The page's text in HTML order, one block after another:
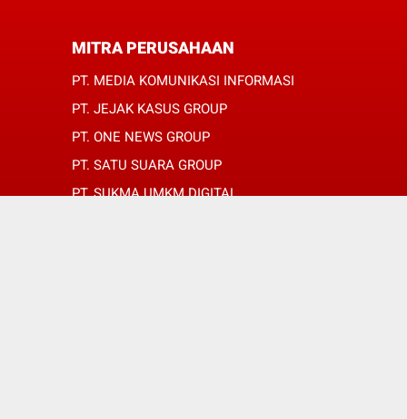
MITRA PERUSAHAAN
PT. MEDIA KOMUNIKASI INFORMASI
PT. JEJAK KASUS GROUP
PT. ONE NEWS GROUP
PT. SATU SUARA GROUP
PT. SUKMA UMKM DIGITAL